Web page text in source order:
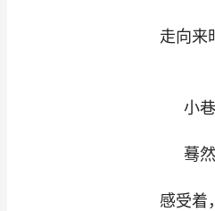
走向来
小巷
蓦然
感受着